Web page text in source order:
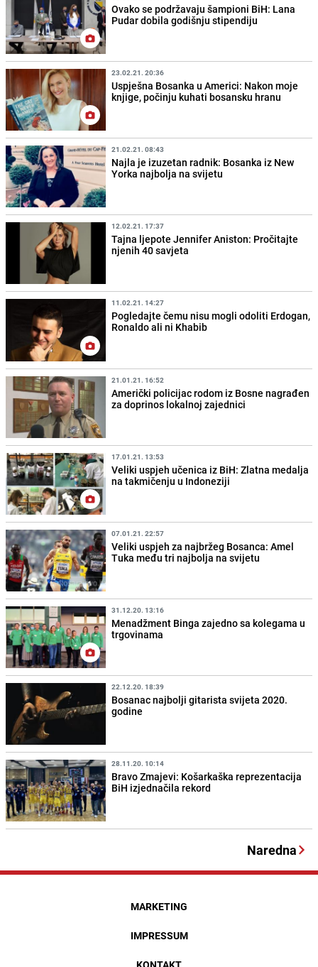
Ovako se podržavaju šampioni BiH: Lana
Pudar dobila godišnju stipendiju
23.02.21. 20:36
Uspješna Bosanka u Americi: Nakon moje
knjige, počinju kuhati bosansku hranu
21.02.21. 08:43
Najla je izuzetan radnik: Bosanka iz New
Yorka najbolja na svijetu
12.02.21. 17:37
Tajna ljepote Jennifer Aniston: Pročitajte
njenih 40 savjeta
11.02.21. 14:27
Pogledajte čemu nisu mogli odoliti Erdogan,
Ronaldo ali ni Khabib
21.01.21. 16:52
Američki policijac rodom iz Bosne nagrađen
za doprinos lokalnoj zajednici
17.01.21. 13:53
Veliki uspjeh učenica iz BiH: Zlatna medalja
na takmičenju u Indoneziji
07.01.21. 22:57
Veliki uspjeh za najbržeg Bosanca: Amel
Tuka među tri najbolja na svijetu
31.12.20. 13:16
Menadžment Binga zajedno sa kolegama u
trgovinama
22.12.20. 18:39
Bosanac najbolji gitarista svijeta 2020.
godine
28.11.20. 10:14
Bravo Zmajevi: Košarkaška reprezentacija
BiH izjednačila rekord
Naredna
MARKETING
IMPRESSUM